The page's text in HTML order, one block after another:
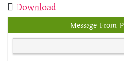
Download
Message From